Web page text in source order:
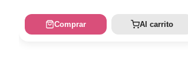
Comprar Al carrito